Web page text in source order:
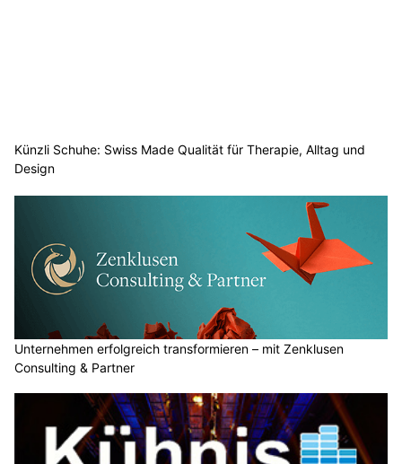
Künzli Schuhe: Swiss Made Qualität für Therapie, Alltag und
Design
Unternehmen erfolgreich transformieren – mit Zenklusen
Consulting & Partner